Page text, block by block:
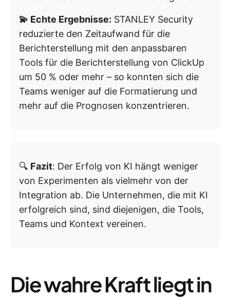
💫 Echte Ergebnisse: STANLEY Security
reduzierte den Zeitaufwand für die
Berichterstellung mit den anpassbaren
Tools für die Berichterstellung von ClickUp
um 50 % oder mehr – so konnten sich die
Teams weniger auf die Formatierung und
mehr auf die Prognosen konzentrieren.
🔍 Fazit: Der Erfolg von KI hängt weniger
von Experimenten als vielmehr von der
Integration ab. Die Unternehmen, die mit KI
erfolgreich sind, sind diejenigen, die Tools,
Teams und Kontext vereinen.
Die wahre Kraft liegt in